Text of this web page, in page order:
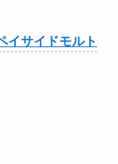
イサイドモルト